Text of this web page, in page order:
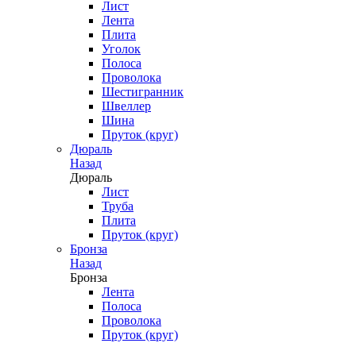
Лист
Лента
Плита
Уголок
Полоса
Проволока
Шестигранник
Швеллер
Шина
Пруток (круг)
Дюраль
Назад
Дюраль
Лист
Труба
Плита
Пруток (круг)
Бронза
Назад
Бронза
Лента
Полоса
Проволока
Пруток (круг)